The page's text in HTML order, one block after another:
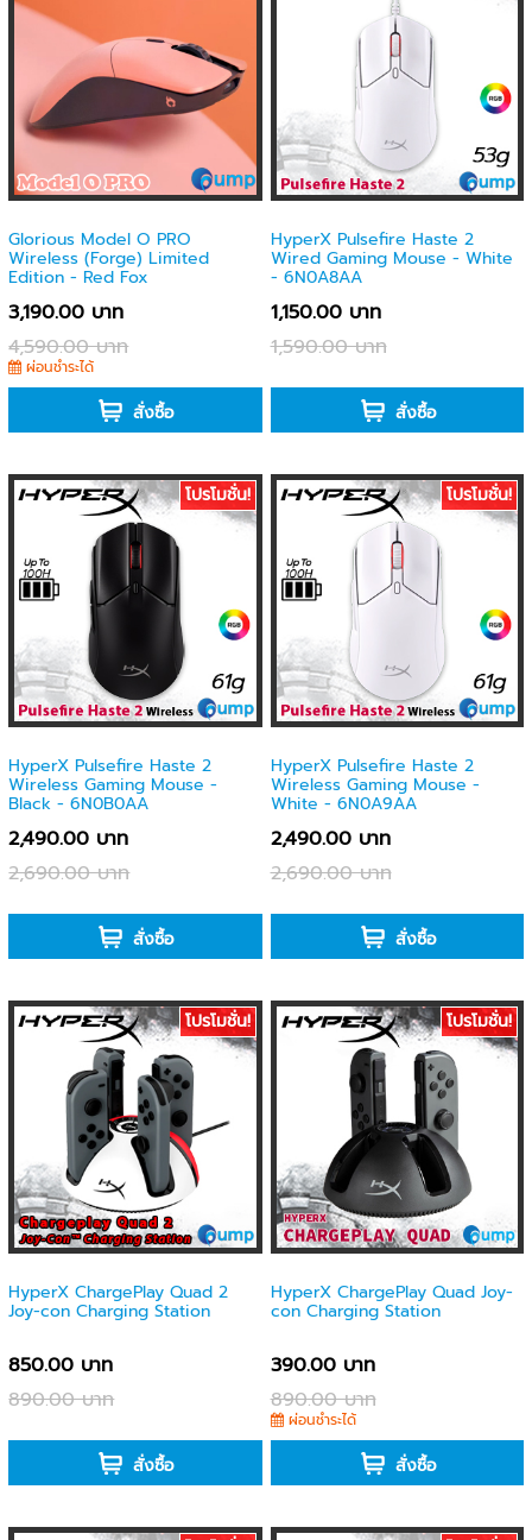
Glorious Model O PRO
Wireless (Forge) Limited
Edition - Red Fox
3,190.00 บาท
4,590.00 บาท
ผ่อนชำระได้
สั่งซื้อ
HyperX Pulsefire Haste 2
Wired Gaming Mouse - White
- 6N0A8AA
1,150.00 บาท
1,590.00 บาท
สั่งซื้อ
โปรโมชั่น!
HyperX Pulsefire Haste 2
Wireless Gaming Mouse -
Black - 6N0B0AA
2,490.00 บาท
2,690.00 บาท
สั่งซื้อ
โปรโมชั่น!
HyperX Pulsefire Haste 2
Wireless Gaming Mouse -
White - 6N0A9AA
2,490.00 บาท
2,690.00 บาท
สั่งซื้อ
โปรโมชั่น!
HyperX ChargePlay Quad 2
Joy-con Charging Station
850.00 บาท
890.00 บาท
สั่งซื้อ
โปรโมชั่น!
HyperX ChargePlay Quad Joy-
con Charging Station
390.00 บาท
890.00 บาท
ผ่อนชำระได้
สั่งซื้อ